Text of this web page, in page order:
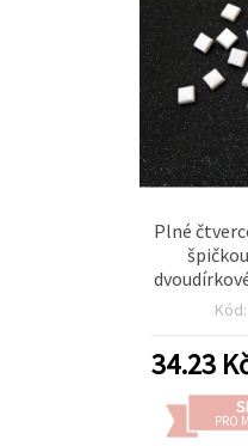
Plné
bílé – 50
Kód:
34.23
PRO